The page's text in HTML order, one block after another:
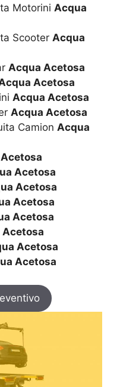
Motorini Acqua
Scooter Acqua
Acqua Acetosa
Acetosa
Acqua Acetosa
Acqua Acetosa
Camion Acqua
Acetosa
Acetosa
Acetosa
Acetosa
Acetosa
Acetosa